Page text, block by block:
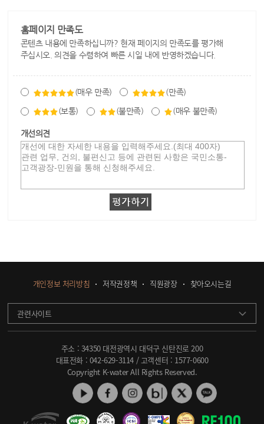
홈페이지 만족도
콘텐츠 내용에 만족하십니까? 현재 페이지의 만족도를 평가해
주십시오. 의견을 수렴하여 빠른 시일 내에 반영하겠습니다.
(매우 만족) (만족)
(보통) (불만족) (매우 불만족)
개선의견
개인정보 처리방침 저작권정책 직원광장 찾아오시는길
관련사이트
주소 : 34350 대전광역시 대덕구 신탄진로 200
대표전화 : 042-629-3114 / 고객센터 : 1577-0600
Copyright K-water All Rights Reserved.